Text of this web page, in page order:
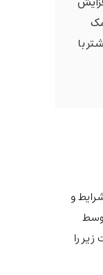
با
و
را